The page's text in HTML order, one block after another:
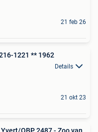
21 feb 26
1221 ** 1962
Details
21 okt 23